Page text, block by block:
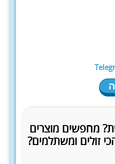
מחפשים מוצרים
זולים ומשתלמים?